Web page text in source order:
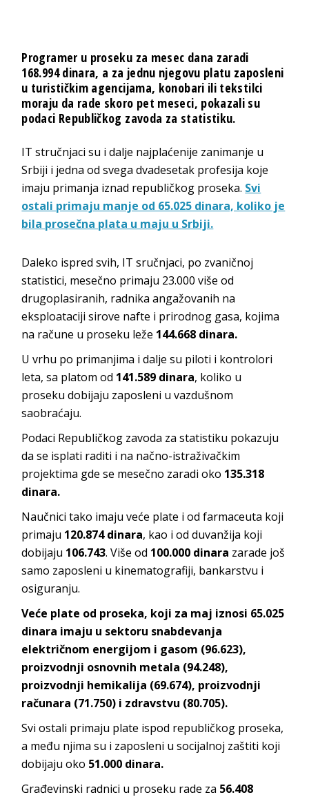
Programer u proseku za mesec dana zaradi
168.994 dinara, a za jednu njegovu platu zaposleni
u turističkim agencijama, konobari ili tekstilci
moraju da rade skoro pet meseci, pokazali su
podaci Republičkog zavoda za statistiku.
IT stručnjaci su i dalje najplaćenije zanimanje u
Srbiji i jedna od svega dvadesetak profesija koje
imaju primanja iznad republičkog proseka. Svi
ostali primaju manje od 65.025 dinara, koliko je
bila prosečna plata u maju u Srbiji.
Daleko ispred svih, IT sručnjaci, po zvaničnoj
statistici, mesečno primaju 23.000 više od
drugoplasiranih, radnika angažovanih na
eksploataciji sirove nafte i prirodnog gasa, kojima
na račune u proseku leže 144.668 dinara.
U vrhu po primanjima i dalje su piloti i kontrolori
leta, sa platom od 141.589 dinara, koliko u
proseku dobijaju zaposleni u vazdušnom
saobraćaju.
Podaci Republičkog zavoda za statistiku pokazuju
da se isplati raditi i na načno-istraživačkim
projektima gde se mesečno zaradi oko 135.318
dinara.
Naučnici tako imaju veće plate i od farmaceuta koji
primaju 120.874 dinara, kao i od duvanžija koji
dobijaju 106.743. Više od 100.000 dinara zarade još
samo zaposleni u kinematografiji, bankarstvu i
osiguranju.
Veće plate od proseka, koji za maj iznosi 65.025
dinara imaju u sektoru snabdevanja
električnom energijom i gasom (96.623),
proizvodnji osnovnih metala (94.248),
proizvodnji hemikalija (69.674), proizvodnji
računara (71.750) i zdravstvu (80.705).
Svi ostali primaju plate ispod republičkog proseka,
a među njima su i zaposleni u socijalnoj zaštiti koji
dobijaju oko 51.000 dinara.
Građevinski radnici u proseku rade za 56.408